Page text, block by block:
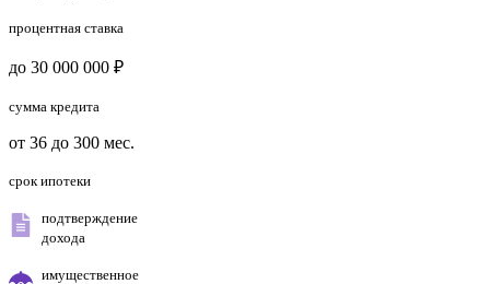
процентная ставка
до 30 000 000 ₽
сумма кредита
от 36 до 300 мес.
срок ипотеки
подтверждение
дохода
имущественное